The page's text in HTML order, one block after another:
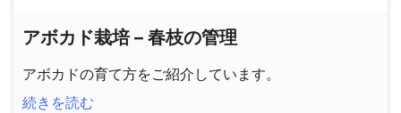
アボカド栽培 – 春枝の管理
アボカドの育て方をご紹介しています。
続きを読む